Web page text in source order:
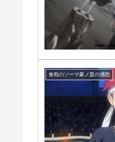
食戟のソーマ豪ノ皿の感想